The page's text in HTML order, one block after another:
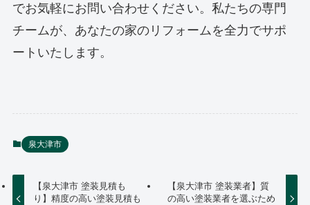
でお気軽にお問い合わせください。私たちの専門
チームが、あなたの家のリフォームを全力でサポ
ートいたします。
泉大津市
【泉大津市 塗装見積も
り】精度の高い塗装見積も
【泉大津市 塗装業者】質
の高い塗装業者を選ぶため